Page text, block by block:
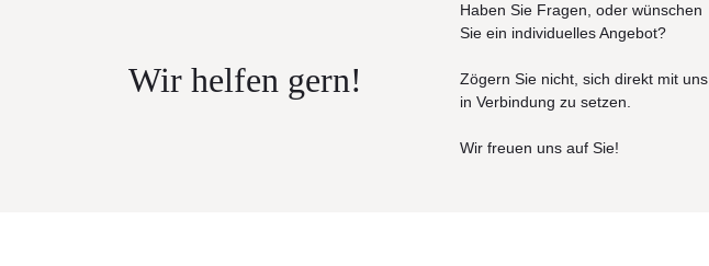
Wir helfen gern!
Haben Sie Fragen, oder wünschen
Sie ein individuelles Angebot?
Zögern Sie nicht, sich direkt mit uns
in Verbindung zu setzen.
Wir freuen uns auf Sie!